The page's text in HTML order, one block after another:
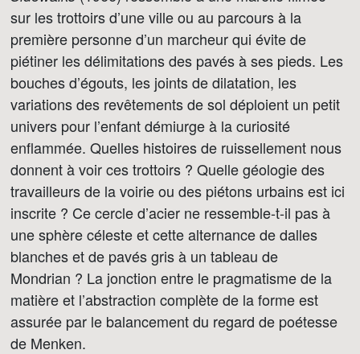
sur les trottoirs d’une ville ou au parcours à la
première personne d’un marcheur qui évite de
piétiner les délimitations des pavés à ses pieds. Les
bouches d’égouts, les joints de dilatation, les
variations des revêtements de sol déploient un petit
univers pour l’enfant démiurge à la curiosité
enflammée. Quelles histoires de ruissellement nous
donnent à voir ces trottoirs ? Quelle géologie des
travailleurs de la voirie ou des piétons urbains est ici
inscrite ? Ce cercle d’acier ne ressemble-t-il pas à
une sphère céleste et cette alternance de dalles
blanches et de pavés gris à un tableau de
Mondrian ? La jonction entre le pragmatisme de la
matière et l’abstraction complète de la forme est
assurée par le balancement du regard de poétesse
de Menken.